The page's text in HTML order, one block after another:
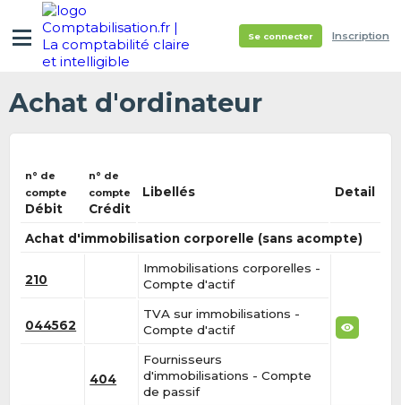
Se connecter Inscription
Achat d'ordinateur
n° de
compte
Débit
n° de
compte
Crédit
Libellés Detail
Achat d'immobilisation corporelle (sans acompte)
210
Immobilisations corporelles -
Compte d'actif
044562
TVA sur immobilisations -
Compte d'actif
404
Fournisseurs
d'immobilisations - Compte
de passif